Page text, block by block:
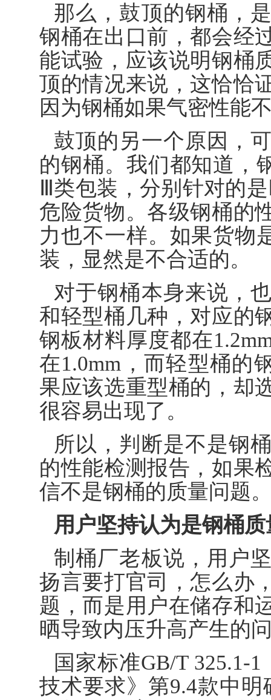
那么，鼓顶的钢桶，
钢桶在出口前，都会经
能试验，应该说明钢桶
顶的情况来说，这恰恰
因为钢桶如果气密性能
鼓顶的另一个原因，
的钢桶。我们都知道，
Ⅲ类包装，分别针对的
危险货物。各级钢桶的
力也不一样。如果货物
装，显然是不合适的。
对于钢桶本身来说，
和轻型桶几种，对应的
钢板材料厚度都在
在1.0mm，而轻型桶的
果应该选重型桶的，却
很容易出现了。
所以，判断是不是钢
的性能检测报告，如果
信不是钢桶的质量问题
用户坚持认为是钢桶
制桶厂老板说，用户
扬言要打官司，怎么办
题，而是用户在储存和
晒导致内压升高产生的
国家标准GB/T 325.1-
技术要求》第9.4款中